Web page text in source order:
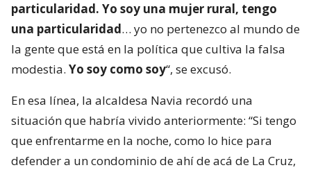
particularidad. Yo soy una mujer rural, tengo
una particularidad… yo no pertenezco al mundo de
la gente que está en la política que cultiva la falsa
modestia. Yo soy como soy“, se excusó.
En esa línea, la alcaldesa Navia recordó una
situación que habría vivido anteriormente: “Si tengo
que enfrentarme en la noche, como lo hice para
defender a un condominio de ahí de acá de La Cruz,